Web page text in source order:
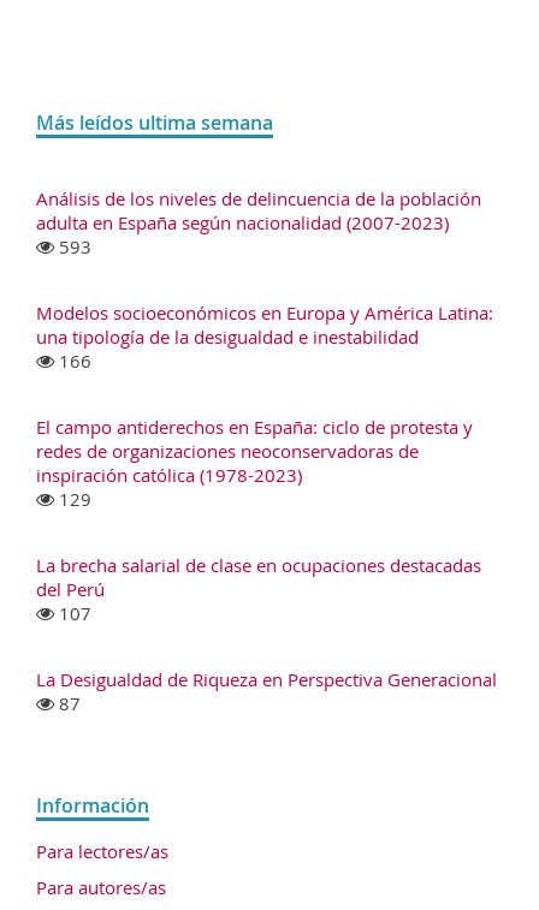
Más leídos ultima semana
Análisis de los niveles de delincuencia de la población
adulta en España según nacionalidad (2007-2023)
593
Modelos socioeconómicos en Europa y América Latina:
una tipología de la desigualdad e inestabilidad
166
El campo antiderechos en España: ciclo de protesta y
redes de organizaciones neoconservadoras de
inspiración católica (1978-2023)
129
La brecha salarial de clase en ocupaciones destacadas
del Perú
107
La Desigualdad de Riqueza en Perspectiva Generacional
87
Información
Para lectores/as
Para autores/as